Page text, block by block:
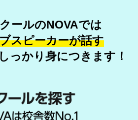
ールのNOVAでは
スピーカーが話す
っかり身につきます！